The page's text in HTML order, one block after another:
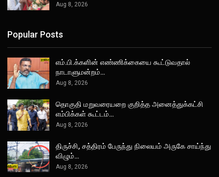
Aug 8, 2026
Popular Posts
எம்.பி.க்களின் எண்ணிக்கையை கூட்டுவதால்
நாடாளுமன்றம்…
Aug 8, 2026
தொகுதி மறுவரையறை குறித்த அனைத்துக்கட்சி
எம்பிக்கள் கூட்டம்…
Aug 8, 2026
திருச்சி, சத்திரம் பேருந்து நிலையம் அருகே சாய்ந்து
விழும்…
Aug 8, 2026